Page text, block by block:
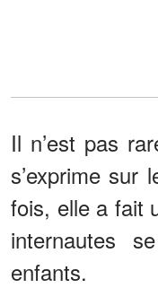
Il n’est pas
s’exprime sur
fois, elle a fait
internautes
enfants.